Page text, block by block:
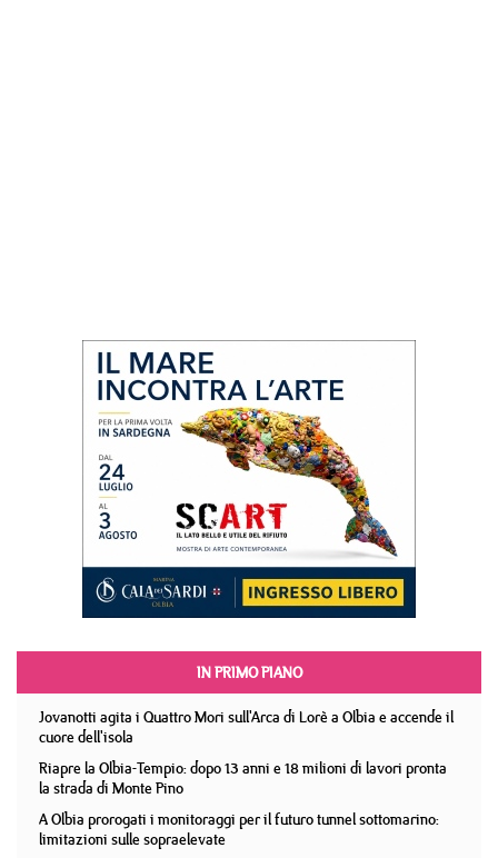
IN PRIMO PIANO
Jovanotti agita i Quattro Mori sull'Arca di Lorè a Olbia e accende il
cuore dell'isola
Riapre la Olbia-Tempio: dopo 13 anni e 18 milioni di lavori pronta
la strada di Monte Pino
A Olbia prorogati i monitoraggi per il futuro tunnel sottomarino:
limitazioni sulle sopraelevate